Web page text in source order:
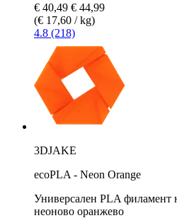
€ 40,49 € 44,99
(€ 17,60 / kg)
4.8 (218)
3DJAKE
ecoPLA - Neon Orange
Универсален PLA филамент
неоново оранжево